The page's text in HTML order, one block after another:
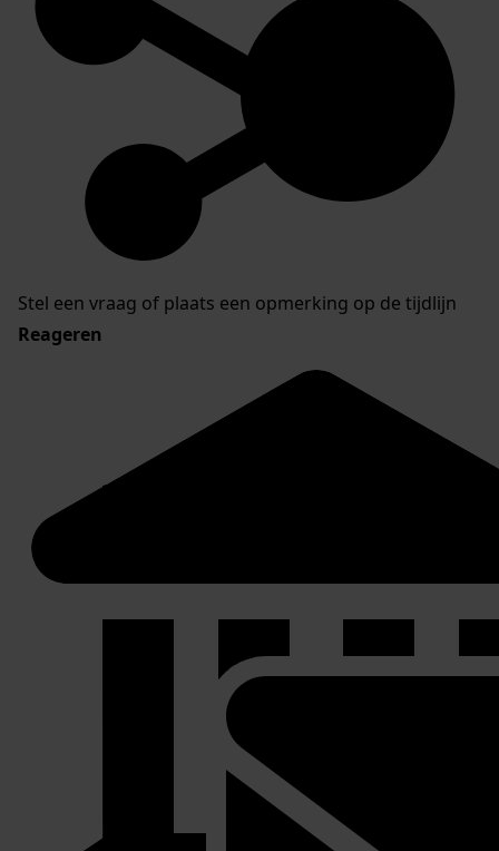
Stel een vraag of plaats een opmerking op de tijdlijn
Reageren